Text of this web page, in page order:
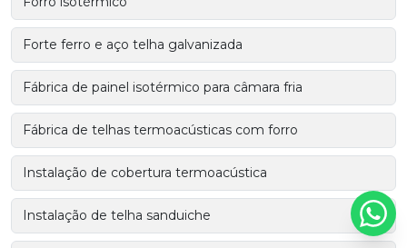
Forte ferro e aço telha galvanizada
Fábrica de painel isotérmico para câmara fria
Fábrica de telhas termoacústicas com forro
Instalação de cobertura termoacústica
Instalação de telha sanduiche